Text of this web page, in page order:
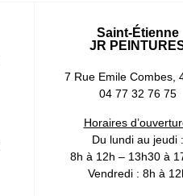
Saint-Étienne
JR
7 Rue Emile Combes,
04 77 32 76 75
Horaires
Du lundi au jeudi :
8h à 12h – 13h30 à
Vendredi : 8h à